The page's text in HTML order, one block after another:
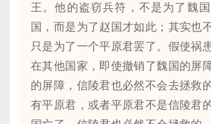
王。他的盗窃兵符，不是为了魏
国，而是为了赵国才如此；其实也
只是为了一个平原君罢了。假使祸
在其他国家，即使撤销了魏国的屏
的屏障，信陵君也必然不会去拯救
有平原君，或者平原君不是信陵君